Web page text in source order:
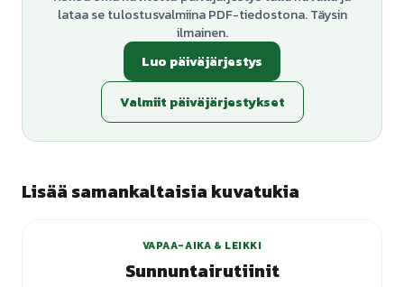
lataa se tulostusvalmiina PDF-tiedostona. Täysin
ilmainen.
Luo päiväjärjestys
Valmiit päiväjärjestykset
Lisää samankaltaisia kuvatukia
+1
VAPAA-AIKA & LEIKKI
Sunnuntairutiinit